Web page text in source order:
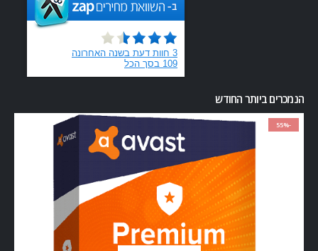
הנמכרים ביותר החודש
-55%